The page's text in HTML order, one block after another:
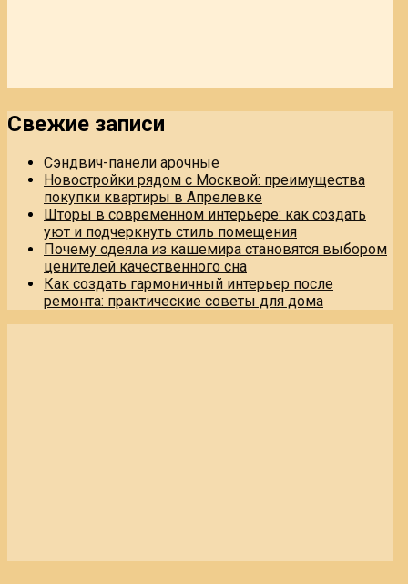
Свежие записи
Сэндвич-панели арочные
Новостройки рядом с Москвой: преимущества
покупки квартиры в Апрелевке
Шторы в современном интерьере: как создать
уют и подчеркнуть стиль помещения
Почему одеяла из кашемира становятся выбором
ценителей качественного сна
Как создать гармоничный интерьер после
ремонта: практические советы для дома